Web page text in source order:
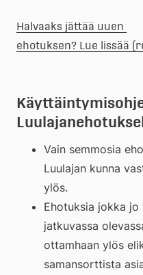
Halvaaks jättää uuen
ehotuksen? Lue lissää
Vain semmosia
Luulajan kunna
ylös.
Ehotuksia jokka
jatkuvassa
ottamhaan ylös
samansorttista